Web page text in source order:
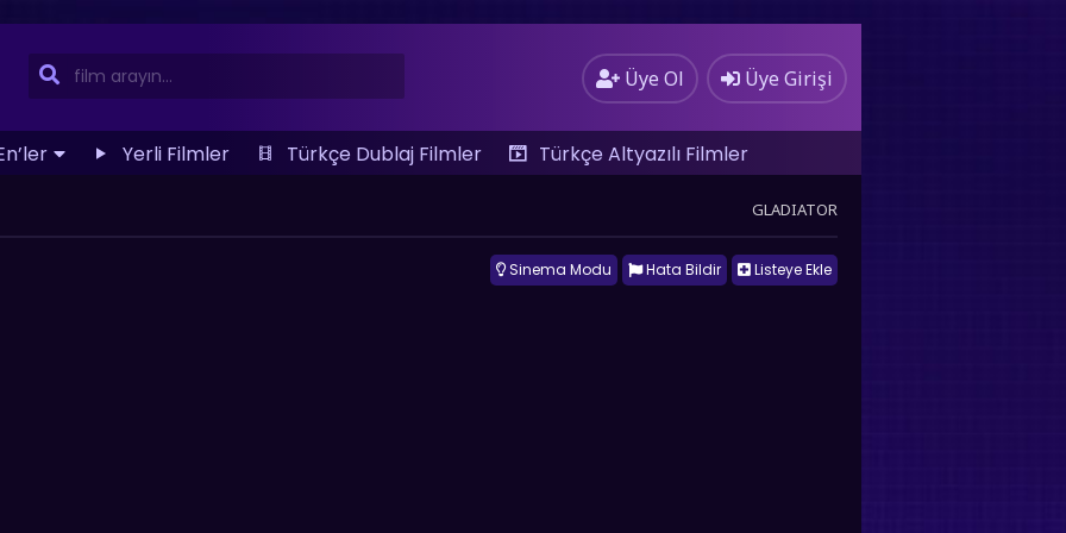
Üye Ol Üye Girişi
Yerli Filmler Türkçe Dublaj Filmler
Türkçe Altyazılı Filmler
GLADIATOR
Listeye Ekle
Hata Bildir
Sinema Modu